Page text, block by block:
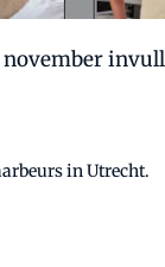
in Utrecht.